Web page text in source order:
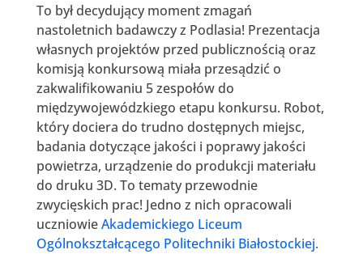
To był decydujący moment zmagań
nastoletnich badawczy z Podlasia! Prezentacja
własnych projektów przed publicznością oraz
komisją konkursową miała przesądzić o
zakwalifikowaniu 5 zespołów do
międzywojewódzkiego etapu konkursu. Robot,
który dociera do trudno dostępnych miejsc,
badania dotyczące jakości i poprawy jakości
powietrza, urządzenie do produkcji materiału
do druku 3D. To tematy przewodnie
zwycięskich prac! Jedno z nich opracowali
uczniowieAkademickiego Liceum
Ogólnokształcącego Politechniki Białostockiej.